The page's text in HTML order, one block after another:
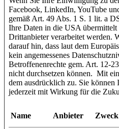
Facebook, LinkedIn, YouTube
gemäß Art. 49 Abs. 1 S. 1 lit. a
Ihre Daten in die USA
Drittanbieter verarbeitet werden.
darauf hin, dass laut dem
kein angemessenes
Betroffenenrechte gem. Art. 12-
nicht durchsetzen können. Mit
dem ausdrücklich zu. Sie
jederzeit mit Wirkung für die
Name Anbieter Zweck